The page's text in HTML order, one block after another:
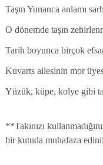
Taşın Yunanca anlamı
O dönemde taşın
Tarih boyunca birçok
Kuvarts ailesinin mor
Yüzük, küpe, kolye gibi
**Takınızı
bir kutuda muhafaza